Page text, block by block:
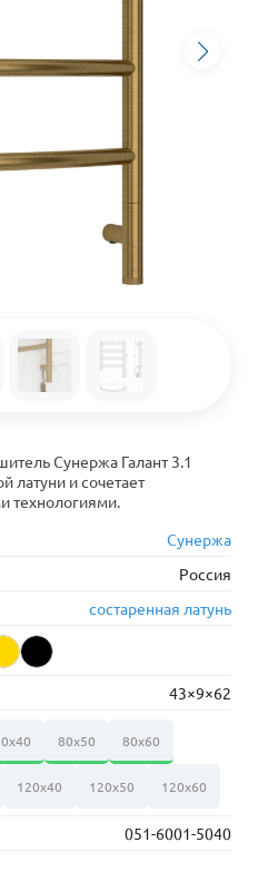
Сунержа Галант 3.1
латуни и сочетает
технологиями.
Сунержа
Россия
состаренная латунь
43×9×62
80х50 80х60
120х40 120х50 120х60
051-6001-5040